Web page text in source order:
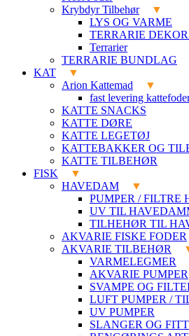
Krybdyr Tilbehør
LYS OG VARME
TERRARIE
Terrarier
TERRARIE BUNDLAG
KAT
Arion Kattemad
fast levering
KATTE SNACKS
KATTE DØRE
KATTE LEGETØJ
KATTEBAKKER OG
KATTE TILBEHØR
FISK
HAVEDAM
PUMPER / FILTRE
UV TIL
TILHEHØR TIL
AKVARIE FISKE FODER
AKVARIE TILBEHØR
VARMELEGMER
AKVARIE PUMPER
SVAMPE OG
LUFT PUMPER /
UV PUMPER
SLANGER OG